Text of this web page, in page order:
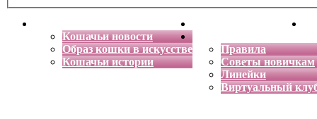
Кошачьи новости
Образ кошки в искусстве
Кошачьи истории
Энциклопедия кошек
Правила
Советы новичкам
Линейки
Виртуальный